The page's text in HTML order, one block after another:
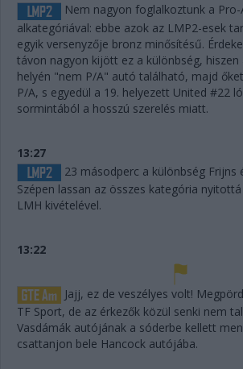
Nem nagyon foglalkoztunk a Pro-
alkategóriával: ebbe azok az LMP2-esek
egyik versenyzője bronz minősítésű.
távon nagyon kijött ez a különbség, hiszen
helyén "nem P/A" autó található, majd
P/A, s egyedül a 19. helyezett United #22
sormintából a hosszú szerelés miatt.
13:27
23 másodperc a különbség Frijns
Szépen lassan az összes kategória
LMH kivételével.
13:22
Jajj, ez de veszélyes volt!
TF Sport, de az érkezők közül senki nem
Vasdámák autójának a sóderbe kellett
csattanjon bele Hancock autójába.